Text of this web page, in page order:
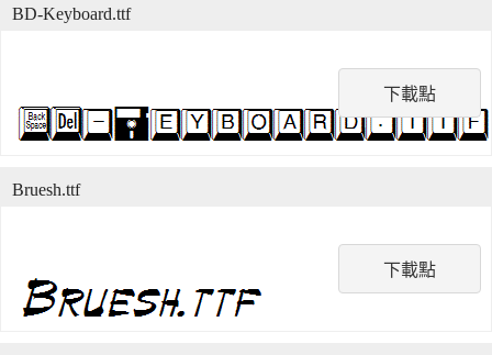
下載點
BD-Keyboard.ttf
下載點
Bruesh.ttf